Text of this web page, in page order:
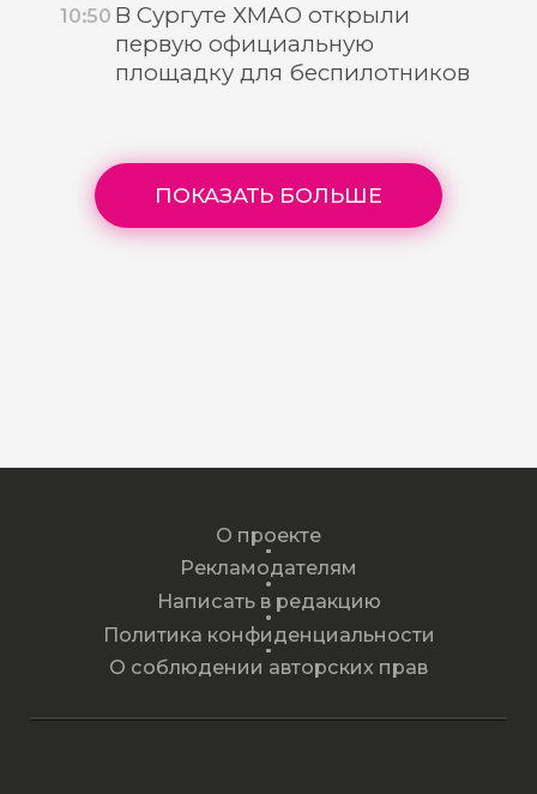
10:50 В Сургуте ХМАО открыли
первую официальную
площадку для беспилотников
ПОКАЗАТЬ БОЛЬШЕ
О проекте
Рекламодателям
Написать в редакцию
Политика конфиденциальности
О соблюдении авторских прав